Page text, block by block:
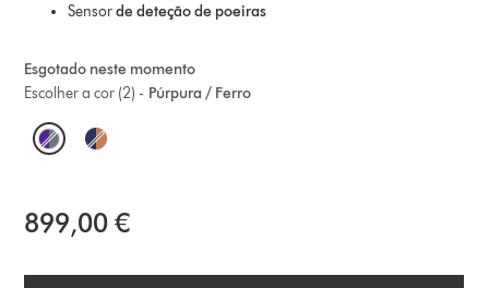
Sensorde deteção de poeiras
Esgotado neste momento
Púrpura / Ferro
Escolher a cor (2) -
O
t
899,00 €